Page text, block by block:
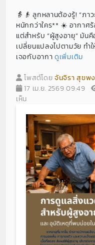
👵👴 ลูกหลานต้องรู้! “ภา
หนักกว่าใคร** ☀️ อากาศ
แต่สำหรับ “ผู้สูงอายุ” มัน
เปลี่ยนแปลงไปตามวัย ทำ
เจอกับอากาดูเพิ่มเติม
โพสต์โดยจันจิรา สุขพ
17 เม.ย. 2569 09:49
เห็น